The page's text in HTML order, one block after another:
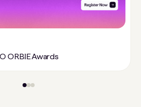
ORBIE Awards